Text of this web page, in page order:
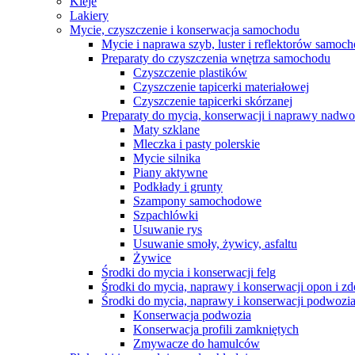
Lakiery
Mycie, czyszczenie i konserwacja samochodu
Mycie i naprawa szyb, luster i reflektorów
Preparaty do czyszczenia wnętrza samochodu
Czyszczenie plastików
Czyszczenie tapicerki materiałowej
Czyszczenie tapicerki skórzanej
Preparaty do mycia, konserwacji i naprawy
Maty szklane
Mleczka i pasty polerskie
Mycie silnika
Piany aktywne
Podkłady i grunty
Szampony samochodowe
Szpachlówki
Usuwanie rys
Usuwanie smoły, żywicy, asfaltu
Żywice
Środki do mycia i konserwacji felg
Środki do mycia, naprawy i konserwacji opon i
Środki do mycia, naprawy i konserwacji podwozia
Konserwacja podwozia
Konserwacja profili zamkniętych
Zmywacze do hamulców